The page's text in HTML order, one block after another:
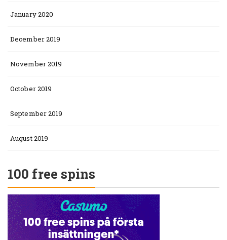
January 2020
December 2019
November 2019
October 2019
September 2019
August 2019
100 free spins